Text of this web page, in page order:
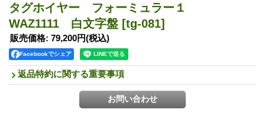
タグホイヤー フォーミュラー１
WAZ1111 白文字盤 [tg-081]
販売価格: 79,200円(税込)
Facebookでシェア
返品特約に関する重要事項